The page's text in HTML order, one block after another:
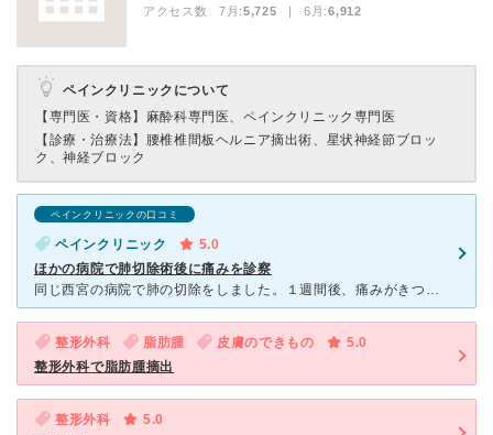
アクセス数 7月:5,725 | 6月:6,912
ペインクリニックについて
【専門医・資格】 麻酔科専門医、ペインクリニック専門医
【診療・治療法】
腰椎椎間板ヘルニア摘出術、星状神経節ブロッ
ク、神経ブロック
ペインクリニックの口コミ
ペインクリニック
5.0
ほかの病院で肺切除術後に痛みを診察
同じ西宮の病院で肺の切除をしました。１週間後、痛みがきつく寝れませんでした。先生は痛みの薬を倍にしましたが、痛みも倍になりました。やむを得ず、兵庫医大のペインクリニックにいきました。 教授が診察して
整形外科 脂肪腫 皮膚のできもの
5.0
整形外科で脂肪腫摘出
整形外科
5.0